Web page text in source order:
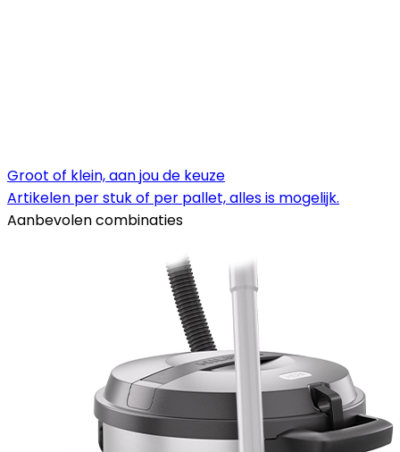
Groot of klein, aan jou de keuze
Artikelen per stuk of per pallet, alles is mogelijk.
Aanbevolen combinaties